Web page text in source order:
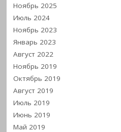
Ноябрь 2025
Июль 2024
Ноябрь 2023
Январь 2023
Август 2022
Ноябрь 2019
Октябрь 2019
Август 2019
Июль 2019
Июнь 2019
Май 2019